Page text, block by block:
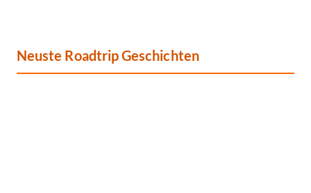
Neuste Roadtrip Geschichten